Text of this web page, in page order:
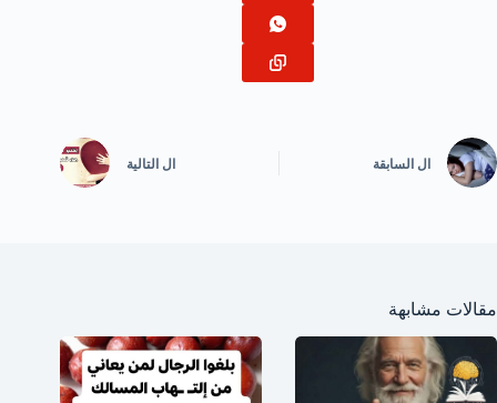
ال السابقة ال التالية
مقالات مشابهة